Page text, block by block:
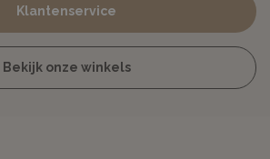
Klantenservice
Bekijk onze winkels